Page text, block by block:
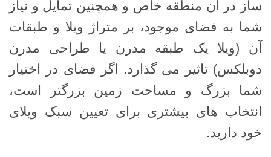
ساز در آن منطقه خاص و همچنین تمایل و نیاز
شما به فضای موجود، بر متراژ ویلا و طبقات
آن (ویلا یک طبقه مدرن یا طراحی مدرن
دوبلکس) تاثیر می گذارد. اگر فضای در اختیار
شما بزرگ و مساحت زمین بزرگتر است،
انتخاب های بیشتری برای تعیین سبک ویلای
خود دارید.